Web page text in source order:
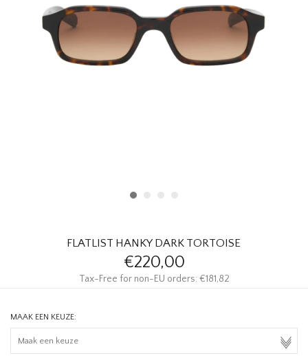
HOMEWARE
FLATLIST HANKY DARK TORTOISE
€220,00
Tax-Free for non-EU orders: €181,82
MAAK EEN KEUZE: